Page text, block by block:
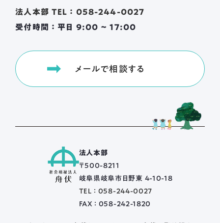
法人本部 TEL ： 058-244-0027
受付時間 ： 平日 9:00 ~ 17:00
メールで相談する
法人本部
〒500-8211
岐阜県岐阜市日野東 4-10-18
TEL ： 058-244-0027
FAX ： 058-242-1820